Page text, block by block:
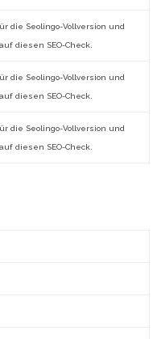
die Seolingo-Vollversion und
diesen SEO-Check.
die Seolingo-Vollversion und
diesen SEO-Check.
die Seolingo-Vollversion und
diesen SEO-Check.